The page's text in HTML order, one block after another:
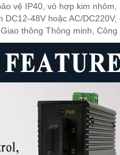
vệ IP40, vỏ hợp kim
48V hoặc AC/
thông Thông minh,